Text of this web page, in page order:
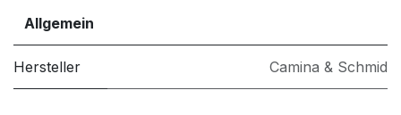
Allgemein
Hersteller Camina & Schmid